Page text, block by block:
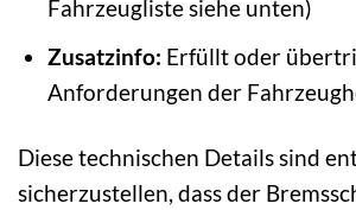
Fahrzeugliste siehe unten)
Zusatzinfo: Erfüllt oder
Anforderungen der
Diese technischen Details sind
sicherzustellen, dass der